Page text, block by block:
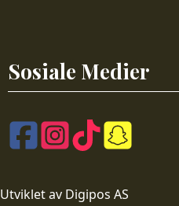
Sosiale Medier
Utviklet av Digipos AS